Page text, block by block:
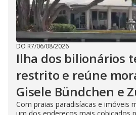
DO R7/06/08/2026
Ilha dos bilionários
restrito e reúne
Gisele Bündchen e
Com praias paradisíacas e imóveis